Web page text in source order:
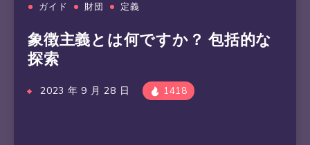
ガイド 財団 定義
象徴主義とは何ですか？ 包括的な
探索
2023 年 9 月 28 日 1418